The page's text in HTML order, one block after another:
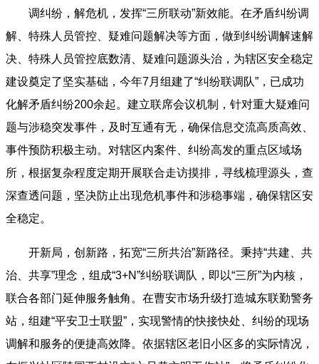
调纠纷，解危机，发挥“三所联动”新效能。在矛盾纠纷调
解、特殊人员管控、疑难问题解决等方面，做到纠纷调解速解
决、特殊人员管控底数清、疑难问题源头治，为辖区安全稳定
建设奠定了坚实基础，今年7月组建了“纠纷联调队”，已成功
化解矛盾纠纷200余起。建立联席会议机制，针对重大疑难问
题与涉稳突发事件，及时互通有无，确保信息交流高质高效、
事件预防积极主动。对辖区内案件、纠纷高发的重点区域场
所，根据复杂程度定期开展联合走访摸排，寻线梳理源头，查
深查透问题，坚决防止出现危机事件和涉稳事端，确保辖区安
全稳定。
开新局，创新路，拓宽“三所共治”新路径。秉持“共建、共
治、共享”理念，组成“3+N”纠纷联调队，即以“三所”为内核，
联合各部门延伸服务触角。在曹安市场升级打造城东联勤警务
站，组建“平安卫士联盟”，实现警情的快接快处、纠纷的现场
调解和服务的便捷高效降。依据辖区老旧小区多的实际情况，